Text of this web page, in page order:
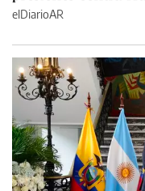
elDiarioAR